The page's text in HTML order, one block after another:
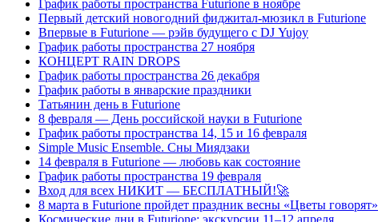
График работы пространства Futurione в ноябре
Первый детский новогодний фиджитал-мюзикл в Futurione
Впервые в Futurione — рэйв будущего с DJ Yujoy
График работы пространства 27 ноября
КОНЦЕРТ RAIN DROPS
График работы пространства 26 декабря
График работы в январские праздники
Татьянин день в Futurione
8 февраля — День российской науки в Futurione
График работы пространства 14, 15 и 16 февраля
Simple Music Ensemble. Сны Миядзаки
14 февраля в Futurione — любовь как состояние
График работы пространства 19 февраля
Вход для всех НИКИТ — БЕСПЛАТНЫЙ!🚀
8 марта в Futurione пройдет праздник весны «Цветы говорят»
Космические дни в Futurione: экскурсии 11–12 апреля